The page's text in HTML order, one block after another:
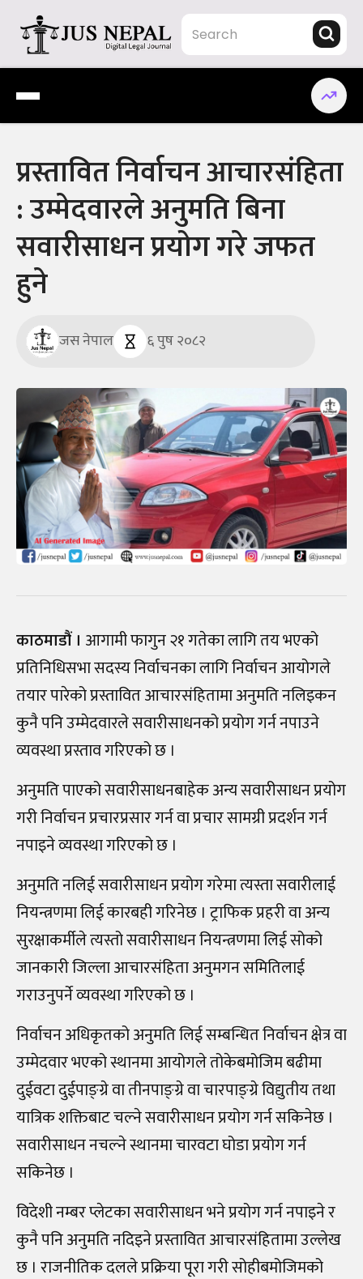
content
Jus Nepal | www.jusnepal.com
Digital Legal Journal
प्रस्तावित निर्वाचन आचारसंहिता
: उम्मेदवारले अनुमति बिना
सवारीसाधन प्रयोग गरे जफत
हुने
जस नेपाल ६ पुष २०८२
काठमाडौं । आगामी फागुन २१ गतेका लागि तय भएको
प्रतिनिधिसभा सदस्य निर्वाचनका लागि निर्वाचन आयोगले
तयार पारेको प्रस्तावित आचारसंहितामा अनुमति नलिइकन
कुनै पनि उम्मेदवारले सवारीसाधनको प्रयोग गर्न नपाउने
व्यवस्था प्रस्ताव गरिएको छ ।
अनुमति पाएको सवारीसाधनबाहेक अन्य सवारीसाधन प्रयोग
गरी निर्वाचन प्रचारप्रसार गर्न वा प्रचार सामग्री प्रदर्शन गर्न
नपाइने व्यवस्था गरिएको छ ।
अनुमति नलिई सवारीसाधन प्रयोग गरेमा त्यस्ता सवारीलाई
नियन्त्रणमा लिई कारबही गरिनेछ । ट्राफिक प्रहरी वा अन्य
सुरक्षाकर्मीले त्यस्तो सवारीसाधन नियन्त्रणमा लिई सोको
जानकारी जिल्ला आचारसंहिता अनुमगन समितिलाई
गराउनुपर्ने व्यवस्था गरिएको छ ।
निर्वाचन अधिकृतको अनुमति लिई सम्बन्धित निर्वाचन क्षेत्र वा
उम्मेदवार भएको स्थानमा आयोगले तोकेबमोजिम बढीमा
दुईवटा दुईपाङ्ग्रे वा तीनपाङ्ग्रे वा चारपाङ्ग्रे विद्युतीय तथा
यात्रिक शक्तिबाट चल्ने सवारीसाधन प्रयोग गर्न सकिनेछ ।
सवारीसाधन नचल्ने स्थानमा चारवटा घोडा प्रयोग गर्न
सकिनेछ ।
विदेशी नम्बर प्लेटका सवारीसाधन भने प्रयोग गर्न नपाइने र
कुनै पनि अनुमति नदिइने प्रस्तावित आचारसंहितामा उल्लेख
छ । राजनीतिक दलले प्रक्रिया पूरा गरी सोहीबमोजिमको